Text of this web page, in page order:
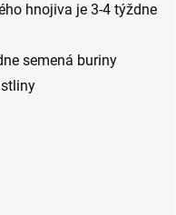
hnojiva je 3-4 týždne
semená buriny